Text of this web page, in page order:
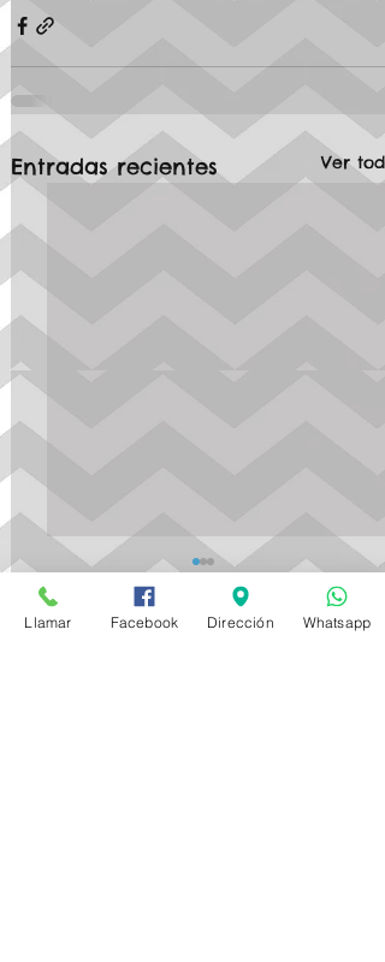
Entradas recientes Ver todo
Llamar Facebook Dirección Whatsapp